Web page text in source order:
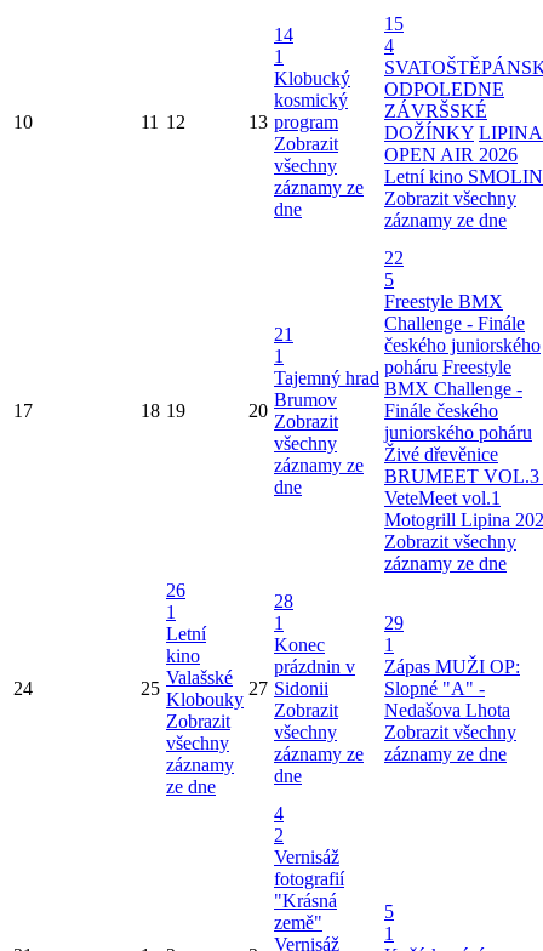
10 11 12 13
14
1
Klobucký
kosmický
program
Zobrazit
všechny
záznamy ze
dne
15
4
ODPOLEDNE
ZÁVRŠSKÉ
DOŽÍNKY LIPINA
OPEN AIR 2026
Letní kino
Zobrazit všechny
záznamy ze dne
17 18 19 20
21
1
Tajemný hrad
Brumov
Zobrazit
všechny
záznamy ze
dne
22
5
Freestyle BMX
Challenge - Finále
českého juniorského
poháru Freestyle
BMX Challenge -
Finále českého
juniorského poháru
Živé dřevěnice
BRUMEET VOL.3
VeteMeet vol.1
Motogrill Lipina
Zobrazit všechny
záznamy ze dne
24 25
26
1
Letní
kino
Valašské
Klobouky
Zobrazit
všechny
záznamy
ze dne
27
28
1
Konec
prázdnin v
Sidonii
Zobrazit
všechny
záznamy ze
dne
29
1
Zápas MUŽI OP:
Slopné "A" -
Nedašova Lhota
Zobrazit všechny
záznamy ze dne
4
2
Vernisáž
fotografií
"Krásná
země"
Vernisáž
5
1